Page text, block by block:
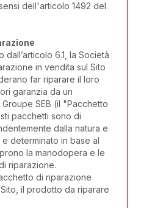
dell'articolo 1492 del
6.1, la Società
in vendita sul Sito
far riparare il loro
garanzia da un
SEB (il "Pacchetto
pacchetti sono di
dalla natura e
determinato in base al
la manodopera e le
riparazione.
di riparazione
il prodotto da riparare